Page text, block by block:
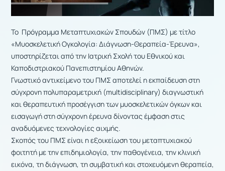
Το Πρόγραμμα Μεταπτυχιακών Σπουδών (ΠΜΣ) με τίτλο
«Μυοσκελετική Ογκολογία: Διάγνωση-Θεραπεία-Έρευνα»,
υποστηρίζεται από την Ιατρική Σχολή του Εθνικού και
Καποδιστριακού Πανεπιστημίου Αθηνών.
Γνωστικό αντικείμενο του ΠΜΣ αποτελεί η εκπαίδευση στη
σύγχρονη πολυπαραμετρική (multidisciplinary) διαγνωστική
και θεραπευτική προσέγγιση των μυοσκελετικών όγκων και
εισαγωγή στη σύγχρονη έρευνα δίνοντας έμφαση στις
αναδυόμενες τεχνολογίες αιχμής.
Σκοπός του ΠΜΣ είναι η εξοικείωση του μεταπτυχιακού
φοιτητή με την επιδημιολογία, την παθογένεια, την κλινική
εικόνα, τη διάγνωση, τη συμβατική και στοχευόμενη θεραπεία,